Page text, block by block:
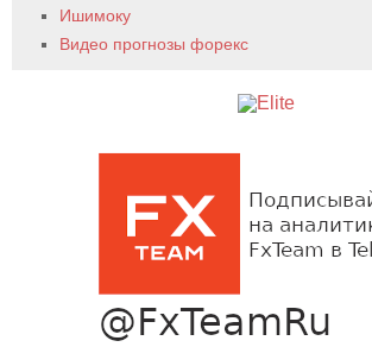
Ишимоку
Видео прогнозы форекс